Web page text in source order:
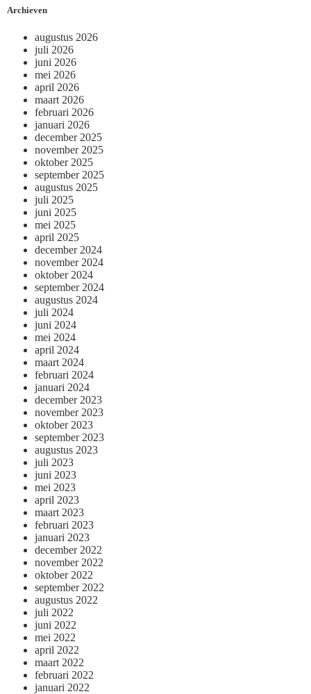
Archieven
augustus 2026
juli 2026
juni 2026
mei 2026
april 2026
maart 2026
februari 2026
januari 2026
december 2025
november 2025
oktober 2025
september 2025
augustus 2025
juli 2025
juni 2025
mei 2025
april 2025
december 2024
november 2024
oktober 2024
september 2024
augustus 2024
juli 2024
juni 2024
mei 2024
april 2024
maart 2024
februari 2024
januari 2024
december 2023
november 2023
oktober 2023
september 2023
augustus 2023
juli 2023
juni 2023
mei 2023
april 2023
maart 2023
februari 2023
januari 2023
december 2022
november 2022
oktober 2022
september 2022
augustus 2022
juli 2022
juni 2022
mei 2022
april 2022
maart 2022
februari 2022
januari 2022